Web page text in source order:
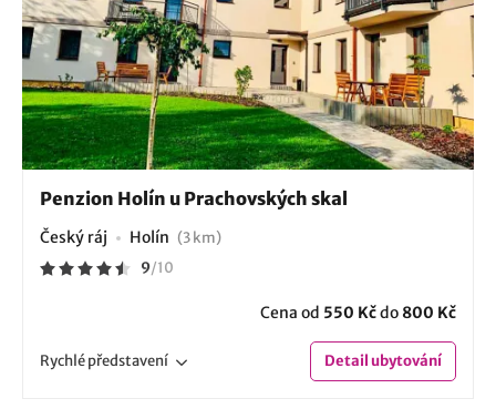
Penzion Holín u Prachovských skal
Český ráj Holín (3 km)
9/10
Cena od 550 Kčdo 800 Kč
Rychlépředstavení Detailubytování